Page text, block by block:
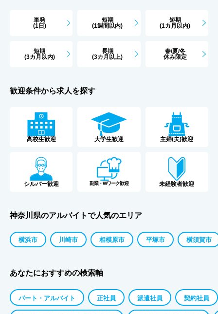
単発
(1日)
短期
(1週間以内)
短期
(1カ月以内)
短期
(3カ月以内)
長期
(3カ月以上)
春/夏/冬
休み限定
歓迎条件から求人を探す
高校生歓迎 大学生歓迎 主婦(夫)歓迎
シルバー歓迎 副業・Wワーク歓迎 未経験者歓迎
神奈川県のアルバイトで人気のエリア
横浜市 川崎市 相模原市 平塚市 横須賀市
あなたにおすすめの検索軸
パート・アルバイト 正社員 派遣社員 契約社員